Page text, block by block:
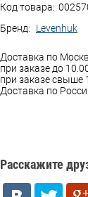
Код товара:
Бренд:
Levenhuk
Доставка по
при заказе до
при заказе свыше
Доставка по
Расскажите